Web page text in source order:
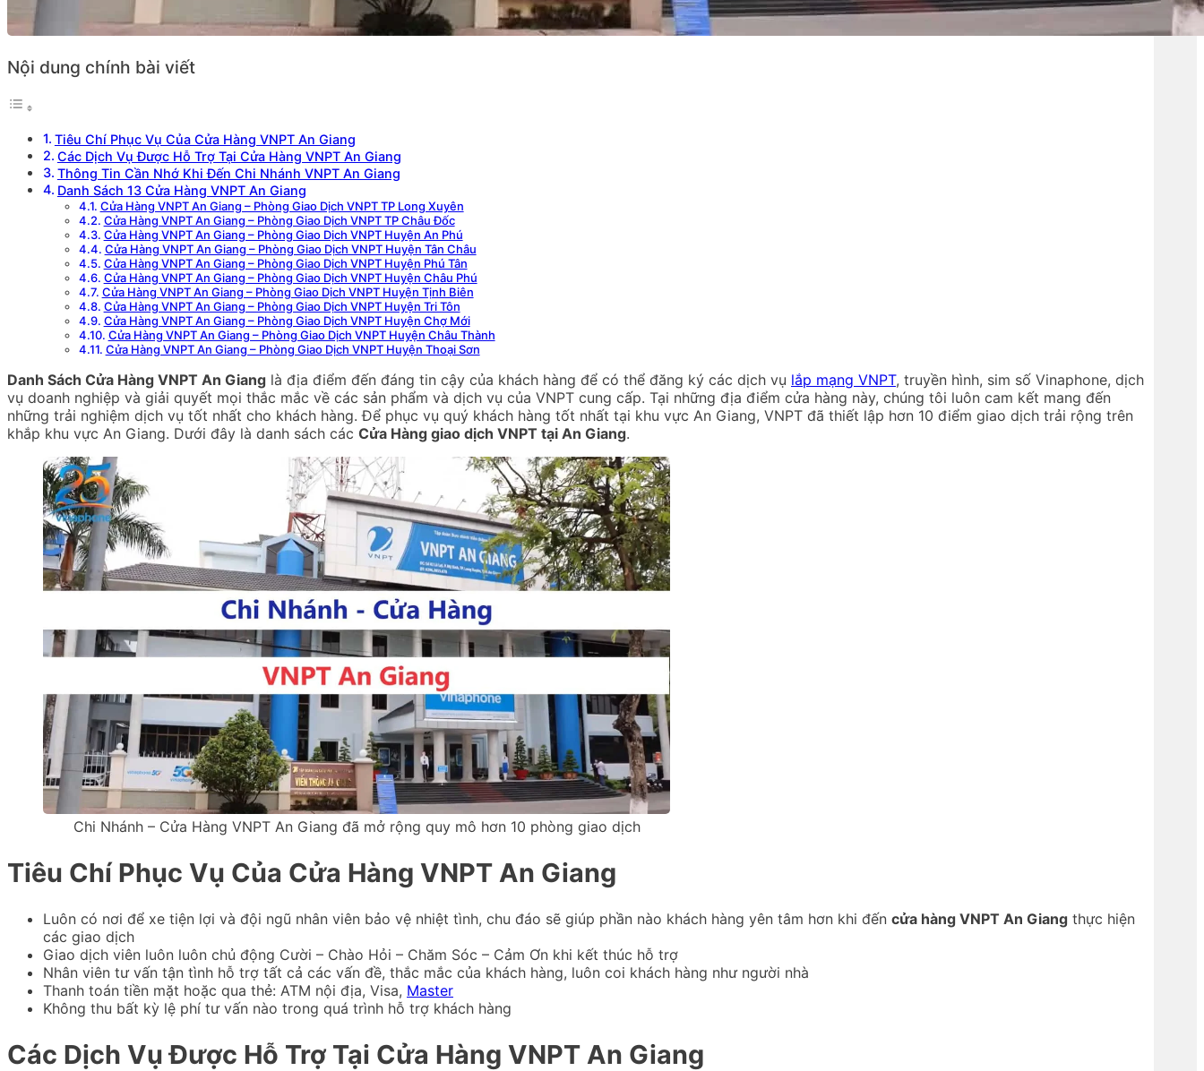
Nội dung chính bài viết
Tiêu Chí Phục Vụ Của Cửa Hàng VNPT An Giang
Các Dịch Vụ Được Hỗ Trợ Tại Cửa Hàng VNPT An Giang
Thông Tin Cần Nhớ Khi Đến Chi Nhánh VNPT An Giang
Danh Sách 13 Cửa Hàng VNPT An Giang
Cửa Hàng VNPT An Giang – Phòng Giao Dịch VNPT TP Long Xuyên
Cửa Hàng VNPT An Giang – Phòng Giao Dịch VNPT TP Châu Đốc
Cửa Hàng VNPT An Giang – Phòng Giao Dịch VNPT Huyện An Phú
Cửa Hàng VNPT An Giang – Phòng Giao Dịch VNPT Huyện Tân Châu
Cửa Hàng VNPT An Giang – Phòng Giao Dịch VNPT Huyện Phú Tân
Cửa Hàng VNPT An Giang – Phòng Giao Dịch VNPT Huyện Châu Phú
Cửa Hàng VNPT An Giang – Phòng Giao Dịch VNPT Huyện Tịnh Biên
Cửa Hàng VNPT An Giang – Phòng Giao Dịch VNPT Huyện Tri Tôn
Cửa Hàng VNPT An Giang – Phòng Giao Dịch VNPT Huyện Chợ Mới
Cửa Hàng VNPT An Giang – Phòng Giao Dịch VNPT Huyện Châu Thành
Cửa Hàng VNPT An Giang – Phòng Giao Dịch VNPT Huyện Thoại Sơn
Danh Sách Cửa Hàng VNPT An Giang là địa điểm đến đáng tin cậy của khách hàng để có thể đăng ký các dịch vụ lắp mạng VNPT, truyền hình, sim số Vinaphone, dịch
vụ doanh nghiệp và giải quyết mọi thắc mắc về các sản phẩm và dịch vụ của VNPT cung cấp. Tại những địa điểm cửa hàng này, chúng tôi luôn cam kết mang đến
những trải nghiệm dịch vụ tốt nhất cho khách hàng. Để phục vụ quý khách hàng tốt nhất tại khu vực An Giang, VNPT đã thiết lập hơn 10 điểm giao dịch trải rộng trên
khắp khu vực An Giang. Dưới đây là danh sách các Cửa Hàng giao dịch VNPT tại An Giang.
Chi Nhánh – Cửa Hàng VNPT An Giang đã mở rộng quy mô hơn 10 phòng giao dịch
Tiêu Chí Phục Vụ Của Cửa Hàng VNPT An Giang
Luôn có nơi để xe tiện lợi và đội ngũ nhân viên bảo vệ nhiệt tình, chu đáo sẽ giúp phần nào khách hàng yên tâm hơn khi đến cửa hàng VNPT An Giang thực hiện
các giao dịch
Giao dịch viên luôn luôn chủ động Cười – Chào Hỏi – Chăm Sóc – Cảm Ơn khi kết thúc hỗ trợ
Nhân viên tư vấn tận tình hỗ trợ tất cả các vấn đề, thắc mắc của khách hàng, luôn coi khách hàng như người nhà
Thanh toán tiền mặt hoặc qua thẻ: ATM nội địa, Visa, Master
Không thu bất kỳ lệ phí tư vấn nào trong quá trình hỗ trợ khách hàng
Các Dịch Vụ Được Hỗ Trợ Tại Cửa Hàng VNPT An Giang